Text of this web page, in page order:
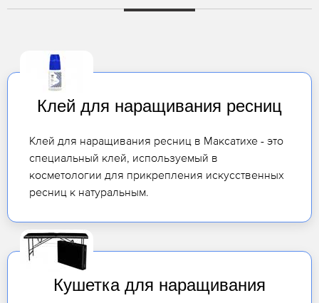
Клей для наращивания ресниц
Клей для наращивания ресниц в Максатихе - это
специальный клей, используемый в
косметологии для прикрепления искусственных
ресниц к натуральным.
Кушетка для наращивания